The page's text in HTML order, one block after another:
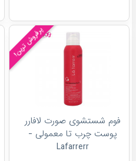
پرفروش ترین!
فوم شستشوی صورت لافارر
پوست چرب تا معمولی -
Lafarrerr